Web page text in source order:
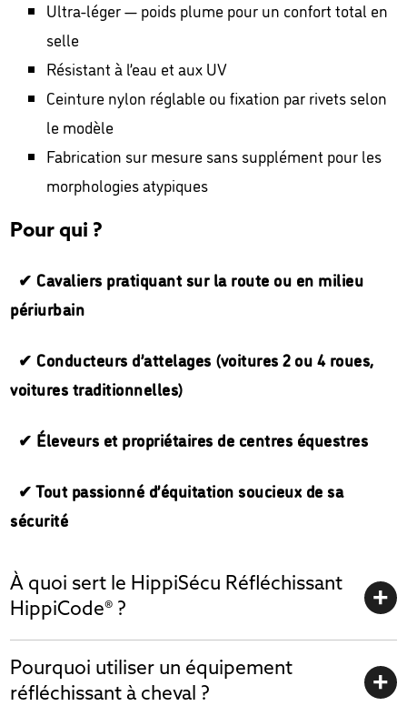
Ultra-léger — poids plume pour un confort total en
selle
Résistant à l’eau et aux UV
Ceinture nylon réglable ou fixation par rivets selon
le modèle
Fabrication sur mesure sans supplément pour les
morphologies atypiques
Pour qui ?
✔ Cavaliers pratiquant sur la route ou en milieu
périurbain
✔ Conducteurs d’attelages (voitures 2 ou 4 roues,
voitures traditionnelles)
✔ Éleveurs et propriétaires de centres équestres
✔ Tout passionné d’équitation soucieux de sa
sécurité
À quoi sert le HippiSécu Réfléchissant
HippiCode® ?
Pourquoi utiliser un équipement
réfléchissant à cheval ?